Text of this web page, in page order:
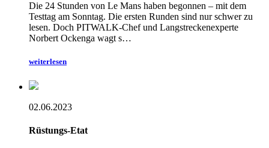
Die 24 Stunden von Le Mans haben begonnen – mit dem
Testtag am Sonntag. Die ersten Runden sind nur schwer zu
lesen. Doch PITWALK-Chef und Langstreckenexperte
Norbert Ockenga wagt s…
weiterlesen
02.06.2023
Rüstungs-Etat